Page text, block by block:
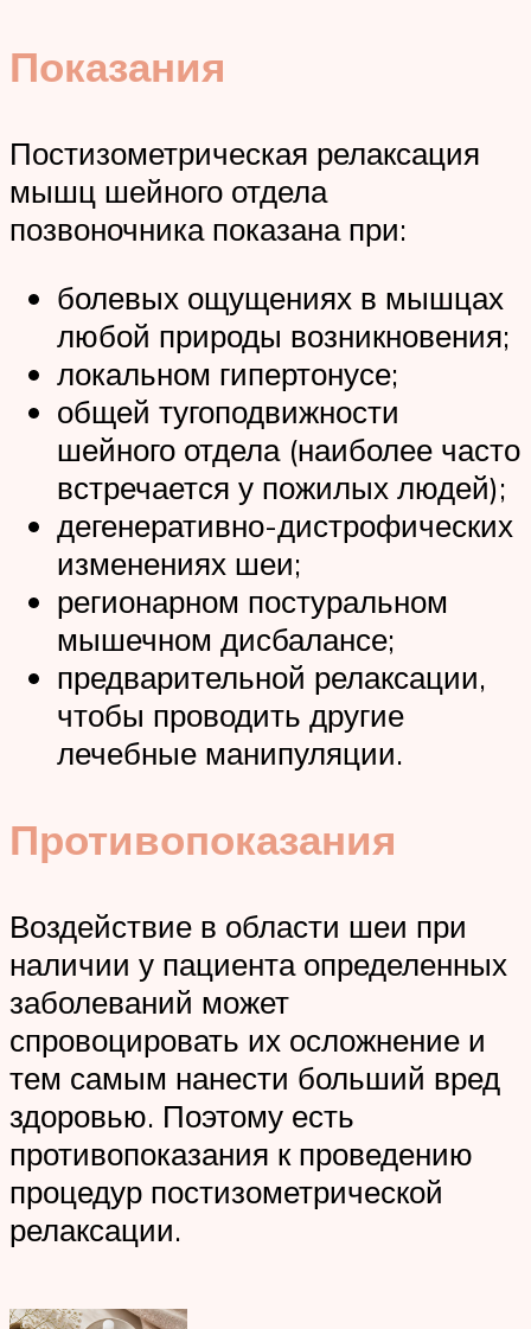
Показания
Постизометрическая релаксация
мышц шейного отдела
позвоночника показана при:
болевых ощущениях в мышцах
любой природы возникновения;
локальном гипертонусе;
общей тугоподвижности
шейного отдела (наиболее часто
встречается у пожилых людей);
дегенеративно-дистрофических
изменениях шеи;
регионарном постуральном
мышечном дисбалансе;
предварительной релаксации,
чтобы проводить другие
лечебные манипуляции.
Противопоказания
Воздействие в области шеи при
наличии у пациента определенных
заболеваний может
спровоцировать их осложнение и
тем самым нанести больший вред
здоровью. Поэтому есть
противопоказания к проведению
процедур постизометрической
релаксации.